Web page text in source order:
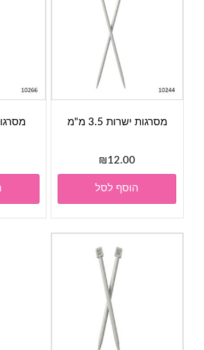
מסרגות ישרות 3.5 מ"מ
₪12.00
הוסף לסל